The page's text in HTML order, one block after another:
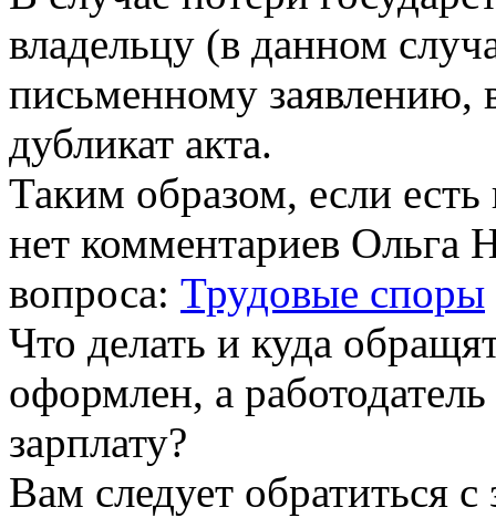
владельцу (в данном
письменному заявлению,
дубликат акта.
Таким образом, если
нет комментариев Ольга
вопроса: Трудовые споры
Что делать и куда
оформлен, а
зарплату?
Вам следует обратиться